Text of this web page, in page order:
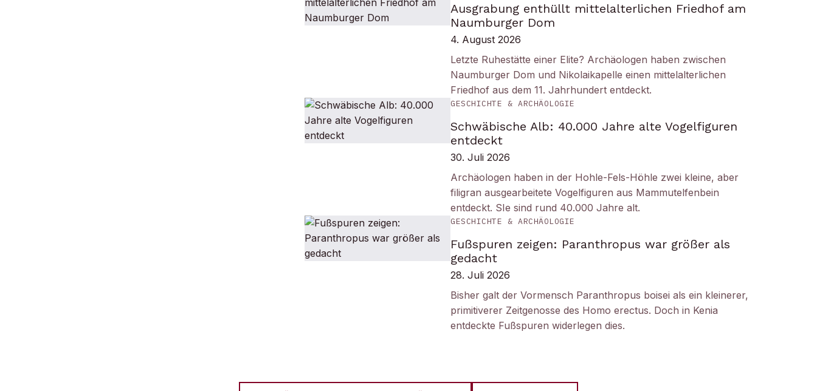
Ausgrabung enthüllt mittelalterlichen Friedhof am
Naumburger Dom
4. August 2026
Letzte Ruhestätte einer Elite? Archäologen haben zwischen
Naumburger Dom und Nikolaikapelle einen mittelalterlichen
Friedhof aus dem 11. Jahrhundert entdeckt.
GESCHICHTE & ARCHÄOLOGIE
Schwäbische Alb: 40.000 Jahre alte Vogelfiguren
entdeckt
30. Juli 2026
Archäologen haben in der Hohle-Fels-Höhle zwei kleine, aber
filigran ausgearbeitete Vogelfiguren aus Mammutelfenbein
entdeckt. SIe sind rund 40.000 Jahre alt.
GESCHICHTE & ARCHÄOLOGIE
Fußspuren zeigen: Paranthropus war größer als
gedacht
28. Juli 2026
Bisher galt der Vormensch Paranthropus boisei als ein kleinerer,
primitiverer Zeitgenosse des Homo erectus. Doch in Kenia
entdeckte Fußspuren widerlegen dies.